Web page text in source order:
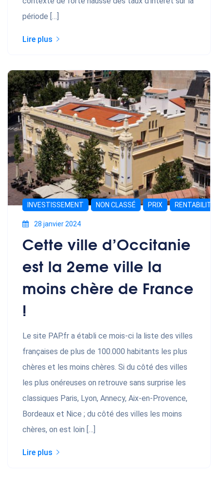
période […]
Lire plus
INVESTISSEMENT NON CLASSÉ PRIX RENTABILITÉ
28 janvier 2024
Cette ville d’Occitanie
est la 2eme ville la
moins chère de France
!
Le site PAP.fr a établi ce mois-ci la liste des villes
françaises de plus de 100.000 habitants les plus
chères et les moins chères. Si du côté des villes
les plus onéreuses on retrouve sans surprise les
classiques Paris, Lyon, Annecy, Aix-en-Provence,
Bordeaux et Nice ; du côté des villes les moins
chères, on est loin […]
Lire plus